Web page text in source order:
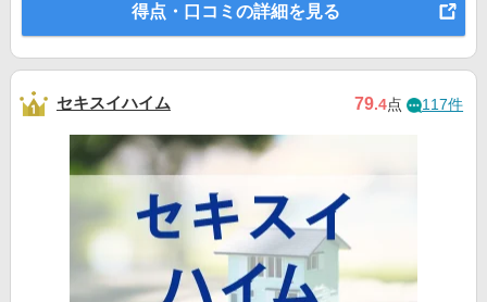
得点・口コミの詳細を見る
セキスイハイム 79.4点 117件